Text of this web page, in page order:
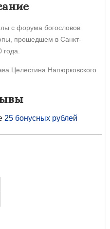
с форума богословов
прошедшем в Санкт-
Целестина Напюрковского
25 бонусных рублей